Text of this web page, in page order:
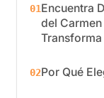
01Encuentra
del
Transforma
02Por Qué